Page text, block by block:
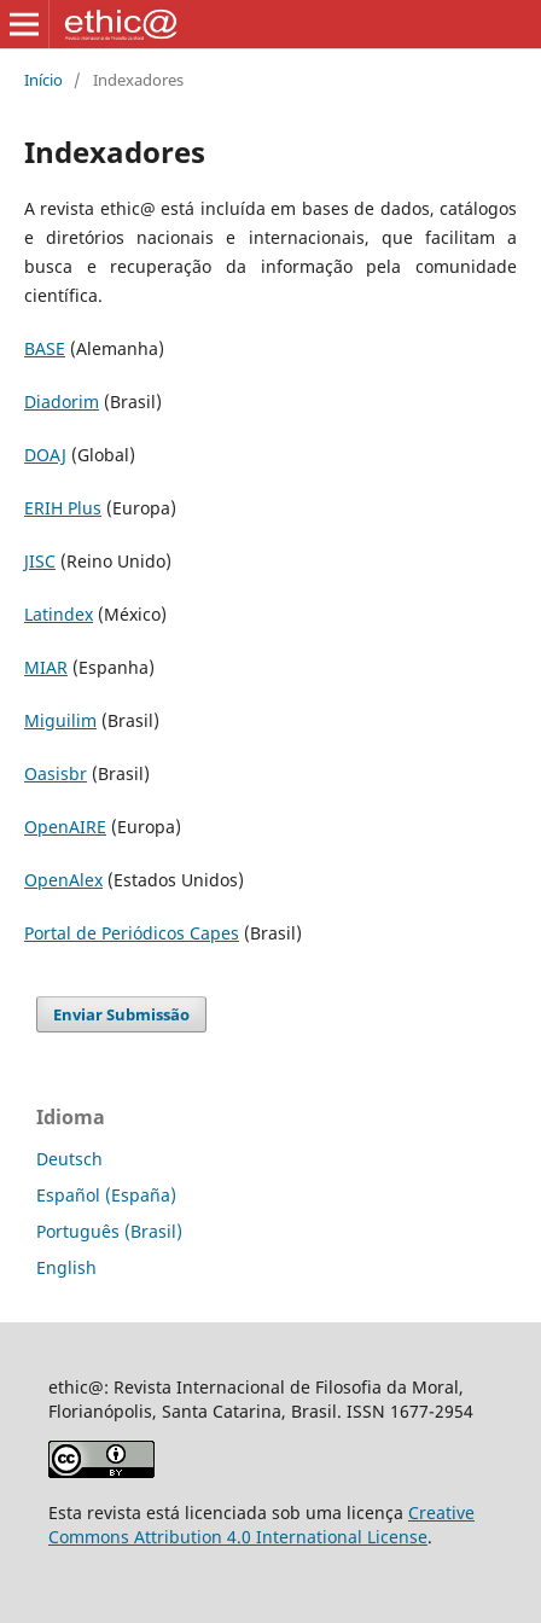
Início / Indexadores
Indexadores
A revista ethic@ está incluída em bases de dados, catálogos
e diretórios nacionais e internacionais, que facilitam a
busca e recuperação da informação pela comunidade
científica.
BASE (Alemanha)
Diadorim (Brasil)
DOAJ (Global)
ERIH Plus (Europa)
JISC(Reino Unido)
Latindex(México)
MIAR(Espanha)
Miguilim (Brasil)
Oasisbr(Brasil)
OpenAIRE (Europa)
OpenAlex(Estados Unidos)
Portal de Periódicos Capes (Brasil)
Enviar Submissão
Idioma
Deutsch
Español (España)
Português (Brasil)
English
ethic@: Revista Internacional de Filosofia da Moral,
Florianópolis, Santa Catarina, Brasil. ISSN 1677-2954
Esta revista está licenciada sob uma licença Creative
Commons Attribution 4.0 International License.